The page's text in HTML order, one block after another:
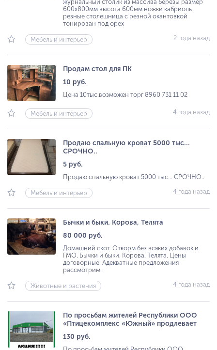
журнальный столик из массива берёзы размер
600х800мм высота 600мм ножки кабриоль
резные столешница с резной окантовкой
тонирован под орех
Мебель и интерьер 2 года назад
Продам стол для ПК
10 руб.
Цена 10тыс,возможен торг 8960 731 11 02
Мебель и интерьер 4 года назад
Продаю спальную кроват 5000 тыс...
СРОЧНО..
5 руб.
Продаю спальную кроват 5000 тыс... СРОЧНО..
Мебель и интерьер 4 года назад
Бычки и быки. Корова, Телята
80 000 руб.
Домашний скот. Откорм без всяких добавок и
ГМО. Бычки и быки. Корова, Телята. Цены
договорные. Адекватные предложения
рассмотрим.
Животные и растения 4 года назад
По просьбам жителей Республики ООО
«Птицекомплекс «Южный» продлевает
130 руб.